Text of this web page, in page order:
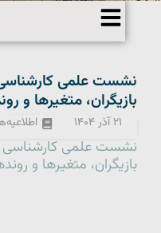
نشست علمی کارشناسی
بازیگران، متغیرها و
۲۱ آذر ۱۴۰۴
نشست علمی کارشناسی
بازیگران، متغیرها و